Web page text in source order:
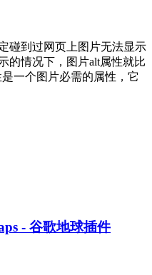
碰到过网页上图片无法显示
的情况下，图片alt属性就比
一个图片必需的属性，它
- 谷歌地球插件